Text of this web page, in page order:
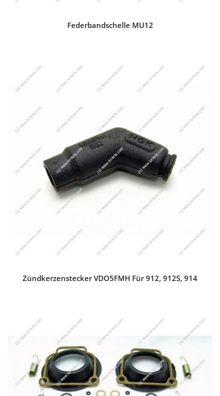
Federbandschelle MU12
Zündkerzenstecker VDO5FMH Für 912, 912S, 914